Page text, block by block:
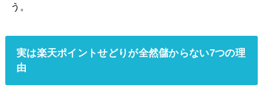
う。
実は楽天ポイントせどりが全然儲からない7つの理
由